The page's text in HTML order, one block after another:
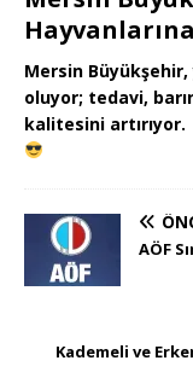
Mersin
oluyor; tedavi,
kalitesini artırıyor.
AÖF
Kademeli ve